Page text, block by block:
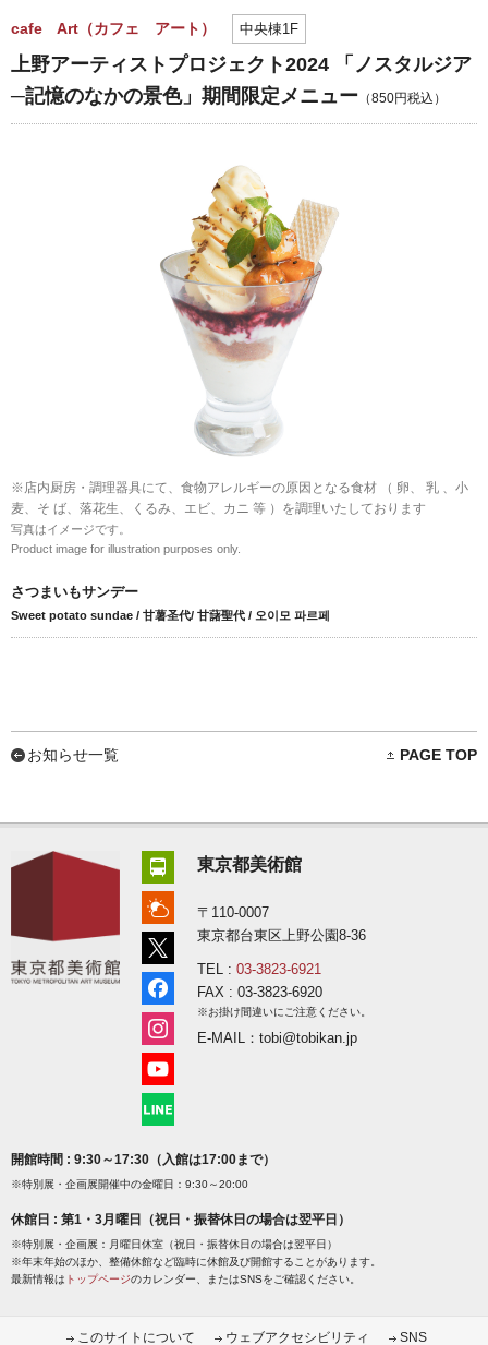
cafe Art（カフェ アート） 中央棟1F
上野アーティストプロジェクト2024 「ノスタルジア
─記憶のなかの景色」期間限定メニュー （850円税込）
※店内厨房・調理器具にて、食物アレルギーの原因となる食材 （ 卵、 乳 、小
麦、そ ば、落花生、くるみ、エビ、カニ 等 ）を調理いたしております
写真はイメージです。
Product image for illustration purposes only.
さつまいもサンデー
Sweet potato sundae / 甘薯圣代/ 甘藷聖代 / 오이모 파르페
お知らせ一覧 PAGE TOP
東京都美術館
〒110-0007
東京都台東区上野公園8-36
TEL : 03-3823-6921
FAX : 03-3823-6920
※お掛け間違いにご注意ください。
E-MAIL：tobi@tobikan.jp
開館時間 : 9:30～17:30（入館は17:00まで）
※特別展・企画展開催中の金曜日：9:30～20:00
休館日 : 第1・3月曜日（祝日・振替休日の場合は翌平日）
※特別展・企画展：月曜日休室（祝日・振替休日の場合は翌平日）
※年末年始のほか、整備休館など臨時に休館及び開館することがあります。
最新情報は トップページのカレンダー、またはSNSをご確認ください。
このサイトについて ウェブアクセシビリティ SNS